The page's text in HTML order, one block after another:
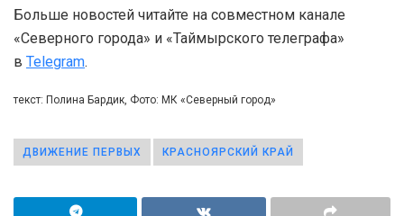
Больше новостей читайте на совместном канале
«Северного города» и «Таймырского телеграфа»
в Telegram.
текст: Полина Бардик, Фото: МК «Северный город»
ДВИЖЕНИЕ ПЕРВЫХ КРАСНОЯРСКИЙ КРАЙ